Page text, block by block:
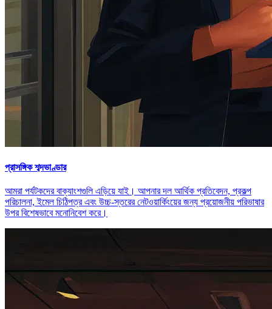
প্রাসঙ্গিক শব্দভাণ্ডার
আমরা পর্যটকদের বাক্যাংশগুলি এড়িয়ে যাই। আপনার দল আর্থিক প্রতিবেদন, প্রকল্প
পরিচালনা, ইমেল চিঠিপত্র এবং উচ্চ-স্তরের নেটওয়ার্কিংয়ের জন্য প্রয়োজনীয় পরিভাষার
উপর বিশেষভাবে মনোনিবেশ করে।